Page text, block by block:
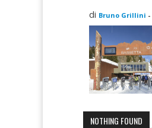
di Bruno Grillini -
NOTHING FOUND